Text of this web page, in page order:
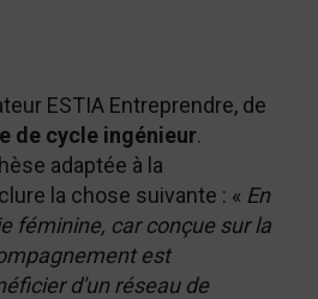
ESTIA Entreprendre, de
de cycle ingénieur.
adaptée à la
la chose suivante : « En
féminine, car conçue sur la
est
d'un réseau de